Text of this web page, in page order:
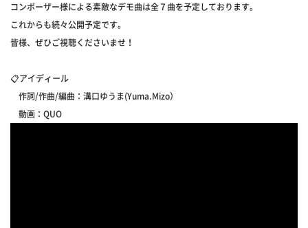
コンポーザー様による素敵なデモ曲は全７曲を予定しております。
これからも続々公開予定です。
皆様、ぜひご視聴くださいませ！
📋アイディール
作詞/作曲/編曲：溝口ゆうま(Yuma.Mizo）
動画：QUO